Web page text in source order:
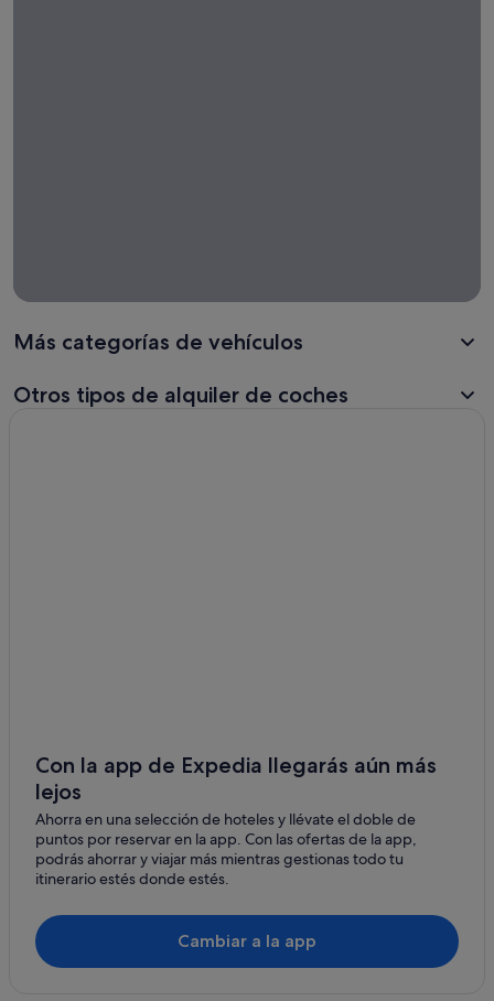
Más categorías de vehículos
Otros tipos de alquiler de coches
Con la app de Expedia llegarás aún más
lejos
Ahorra en una selección de hoteles y llévate el doble de
puntos por reservar en la app. Con las ofertas de la app,
podrás ahorrar y viajar más mientras gestionas todo tu
itinerario estés donde estés.
Cambiar a la app